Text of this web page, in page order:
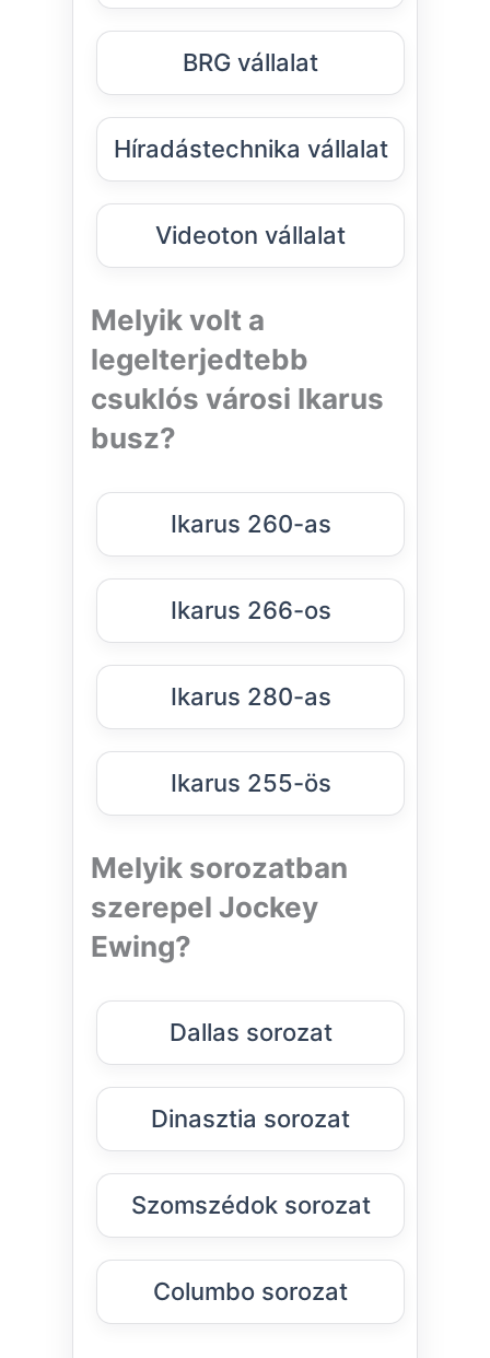
BRG vállalat
Híradástechnika vállalat
Videoton vállalat
Melyik volt a
legelterjedtebb
csuklós városi Ikarus
busz?
Ikarus 260-as
Ikarus 266-os
Ikarus 280-as
Ikarus 255-ös
Melyik sorozatban
szerepel Jockey
Ewing?
Dallas sorozat
Dinasztia sorozat
Szomszédok sorozat
Columbo sorozat